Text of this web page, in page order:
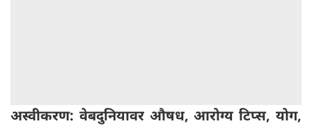
अस्वीकरण: वेबदुनियावर औषध, आरोग्य टिप्स, योग,